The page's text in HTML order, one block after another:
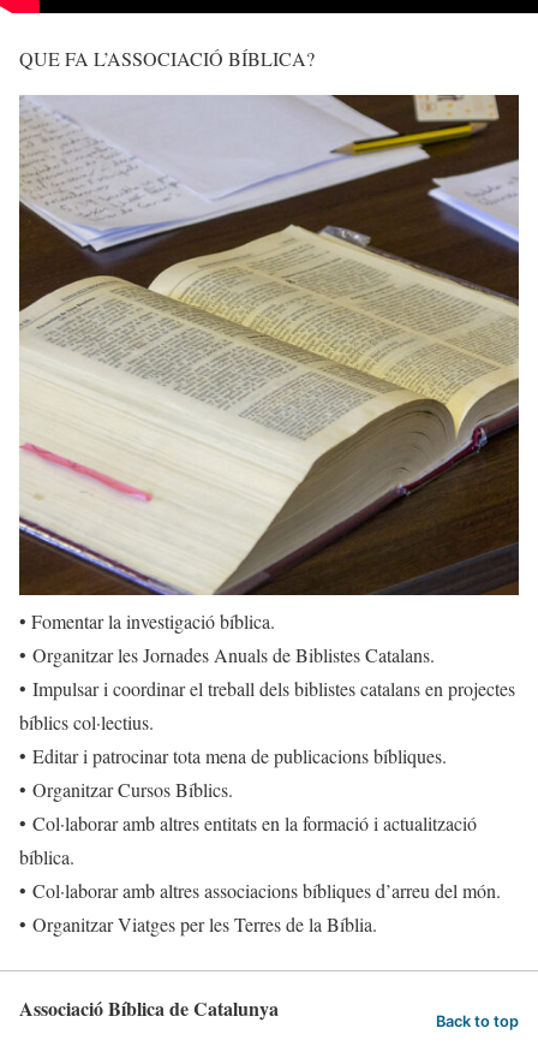
QUE FA L’ASSOCIACIÓ BÍBLICA?
• Fomentar la investigació bíblica.
• Organitzar les Jornades Anuals de Biblistes Catalans.
• Impulsar i coordinar el treball dels biblistes catalans en projectes
bíblics col·lectius.
• Editar i patrocinar tota mena de publicacions bíbliques.
• Organitzar Cursos Bíblics.
• Col·laborar amb altres entitats en la formació i actualització
bíblica.
• Col·laborar amb altres associacions bíbliques d’arreu del món.
• Organitzar Viatges per les Terres de la Bíblia.
Associació Bíblica de Catalunya Back to top